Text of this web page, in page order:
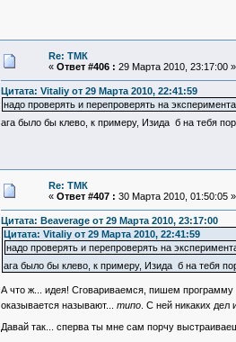
Re: ТМК
« Ответ #406 : 29 Марта 2010, 23:17:00 »
Цитата: Vitaliy от 29 Марта 2010, 22:41:59
надо проверять и перепроверять на
ага было бы клево, к примеру, Изида б на тебя
Re: ТМК
« Ответ #407 : 30 Марта 2010, 01:50:05 »
Цитата: Beaverage от 29 Марта 2010, 23:17:00
Цитата: Vitaliy от 29 Марта 2010, 22:41:59
надо проверять и перепроверять на
ага было бы клево, к примеру, Изида б на тебя
А что ж... идея! Сговариваемся, пишем программу
оказывается называют... типо. С ней никаких дел
Давай так... сперва ты мне сам порчу